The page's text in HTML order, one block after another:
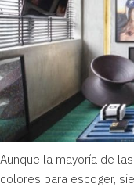
Aunque la mayoría de
colores para escoger,